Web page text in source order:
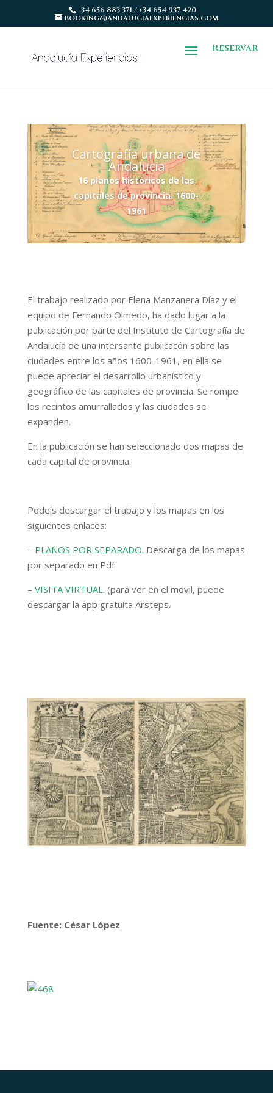
+34 656 883 371 / +34 654 937 420
booking@andaluciaexperiencias.com
Reservar
Cartografía urbana de
Andalucía
16 planos históricos de las
capitales de provincia. 1600-
1961
El trabajo realizado por Elena Manzanera Díaz y el
equipo de Fernando Olmedo, ha dado lugar a la
publicación por parte del Instituto de Cartografía de
Andalucía de una intersante publicacón sobre las
ciudades entre los años 1600-1961, en ella se
puede apreciar el desarrollo urbanístico y
geográfico de las capitales de provincia. Se rompe
los recintos amurrallados y las ciudades se
expanden.
En la publicación se han seleccionado dos mapas de
cada capital de provincia.
Podeís descargar el trabajo y los mapas en los
siguientes enlaces:
– PLANOS POR SEPARADO. Descarga de los mapas
por separado en Pdf
– VISITA VIRTUAL. (para ver en el movil, puede
descargar la app gratuita Arsteps.
Fuente: César López